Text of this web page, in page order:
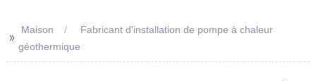
>> Maison
Fabricant d'installation de pompe à chaleur
géothermique